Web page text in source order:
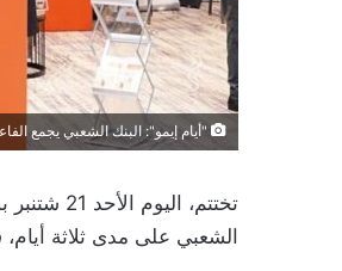
"أيام إيمو": البنك الشعبي يجمع
الشعبي على مدى ثلاثة